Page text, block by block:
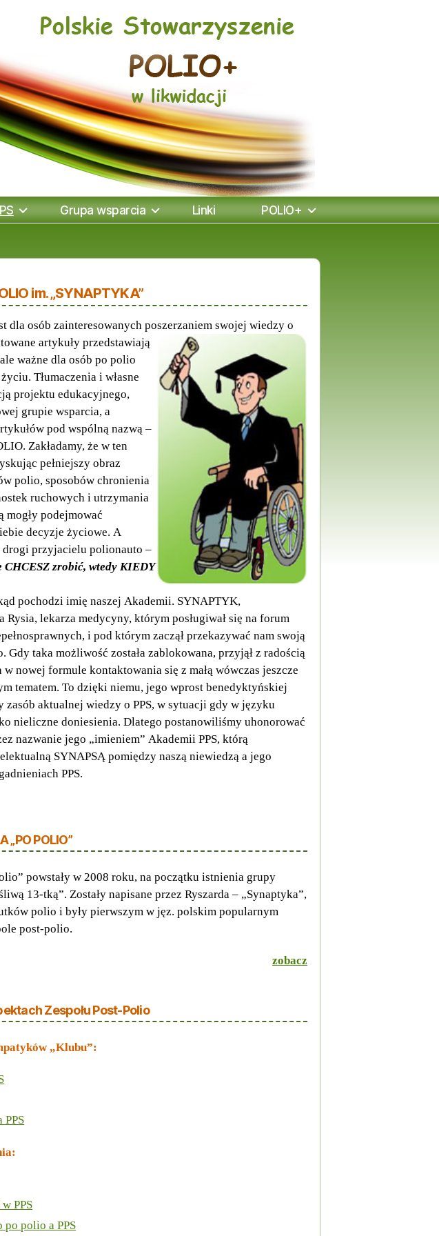
Grupa wsparcia Linki POLIO+
im. „SYNAPTYKA”
dla osób zainteresowanych poszerzaniemswojej wiedzy o
artykuły przedstawiają
ważne dla osób po polio
Tłumaczenia i własne
projektu edukacyjnego,
grupie wsparcia, a
pod wspólną nazwą –
Zakładamy, że w ten
pełniejszy obraz
polio, sposobów chronienia
ruchowych i utrzymania
mogły podejmować
decyzje życiowe. A
drogi przyjacielu polionauto –
zrobić, wtedy KIEDY
pochodzi imię naszej Akademii. SYNAPTYK,
Rysia, lekarza medycyny, którym posługiwał się na forum
i pod którym zaczął przekazywać nam swoją
Gdy taka możliwość została zablokowana, przyjął z radością
nowej formule kontaktowania się z małą wówczas jeszcze
tematem. To dzięki niemu, jego wprost benedyktyńskiej
zasób aktualnej wiedzy o PPS, w sytuacji gdy w języku
nieliczne doniesienia. Dlatego postanowiliśmy uhonorować
nazwanie jego „imieniem” Akademii PPS, którą
SYNAPSĄ pomiędzy naszą niewiedzą a jego
PPS.
„PO POLIO”
powstały w 2008 roku, na początku istnienia grupy
13-tką”. Zostały napisane przez Ryszarda – „Synaptyka”,
polio i były pierwszym w jęz. polskim popularnym
post-polio.
zobacz
Zespołu Post-Polio
„Klubu”:
PPS
po polio a PPS